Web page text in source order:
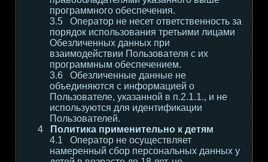
программного обеспечения.
Оператор не несет ответственность за
порядок использования третьими лицами
Обезличенных данных при
взаимодействии Пользователя с их
программным обеспечением.
Обезличенные данные не
объединяются с информацией о
Пользователе, указанной в п.2.1.1., и не
используются для идентификации
Пользователей.
Политика применительно к детям
Оператор не осуществляет
намеренный сбор персональных данных у